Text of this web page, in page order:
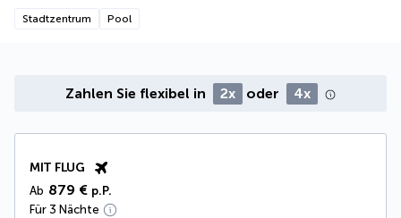
Stadtzentrum Pool
Zahlen Sie flexibel in 2x oder 4x
MIT FLUG
Ab 879 € p.P.
Für 3 Nächte